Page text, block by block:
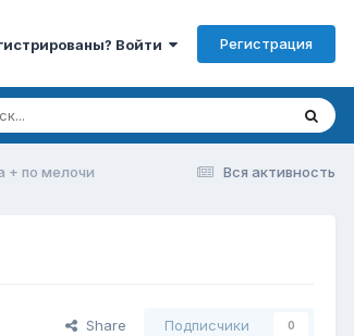
Войти Регистрация
Вся активность
+ по мелочи
Share Подписчики 0